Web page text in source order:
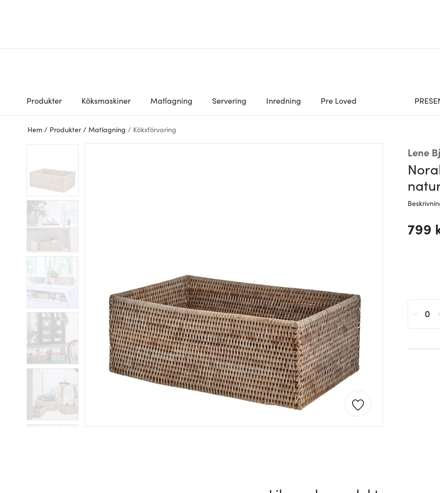
Produkter Köksmaskiner Matlagning Servering Inredning Pre Loved
Hem / Produkter / Matlagning / Köksförvaring
Lene
799